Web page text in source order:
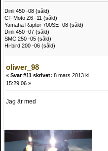
Dinli 450 -08 (såld)
CF Moto Z6 -11 (såld)
Yamaha Raptor 700SE -08 (såld)
Dinli 450 -07 (såld)
SMC 250 -05 (såld)
Hi-bird 200 -06 (såld)
oliwer_98
« Svar #11 skrivet: 8 mars 2013 kl.
15:29:06 »
Jag är med